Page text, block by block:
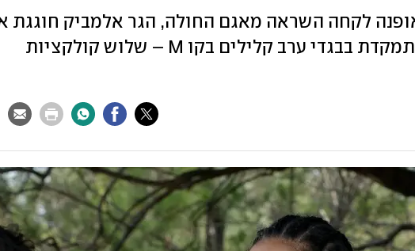
לקחה השראה מאגם החולה, הגר אלמביק חוגגת
המרחבים הפתוחים ושרון טל מתמקדת בבגדי ערב קלילים בקו M – שלוש קולקציות